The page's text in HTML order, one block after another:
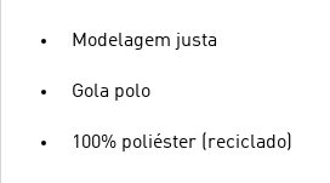
Modelagem justa
Gola polo
100% poliéster (reciclado)